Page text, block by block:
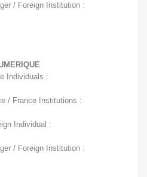
/ Foreign Institution :
France Individuals :
/ France Institutions :
/ Foreign Individual :
/ Foreign Institution :